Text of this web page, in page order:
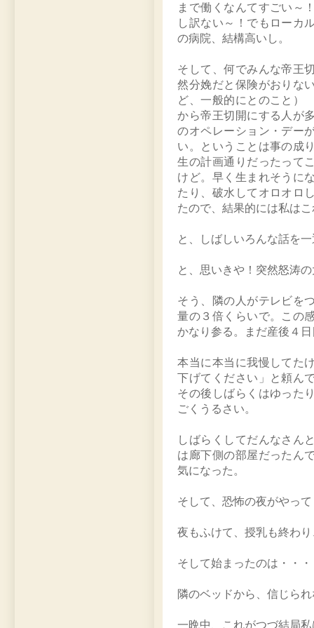
まで働くなんてすごい～
し訳ない～！でもローカ
の病院、結構高いし。
そして、何でみんな帝王
然分娩だと保険がおりな
ど、一般的にとのこと）
から帝王切開にする人が
のオペレーション・デー
い。ということは事の成
生の計画通りだったって
けど。早く生まれそうに
たり、破水してオロオロ
たので、結果的には私は
と、しばしいろんな話を
と、思いきや！突然怒涛
そう、隣の人がテレビを
量の３倍くらいで。この
かなり参る。まだ産後４
本当に本当に我慢してた
下げてください」と頼ん
その後しばらくはゆった
ごくうるさい。
しばらくしてだんなさん
は廊下側の部屋だったん
気になった。
そして、恐怖の夜がやっ
夜もふけて、授乳も終わ
そして始まったのは・・
隣のベッドから、信じら
一晩中、これがつづ結局